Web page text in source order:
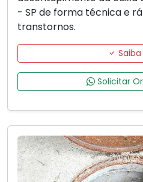
- SP de forma técnica e
transtornos.
Solicitar